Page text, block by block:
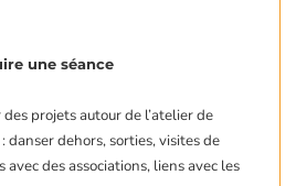
une séance
projets autour de l’atelier de
danser dehors, sorties, visites de
avec des associations, liens avec les